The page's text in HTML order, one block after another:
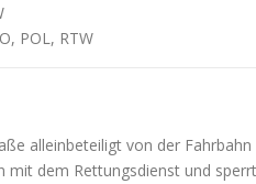
POL, RTW
alleinbeteiligt von der Fahrbahn
dem Rettungsdienst und